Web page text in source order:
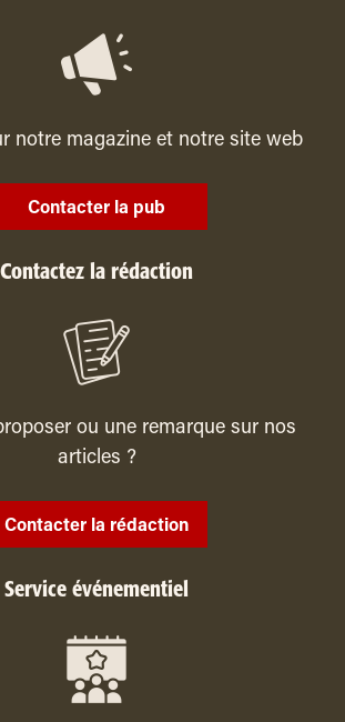
notre magazine et notre site web
Contacter la pub
Contactez la rédaction
ou une remarque sur nos
articles ?
Contacter la rédaction
Service événementiel